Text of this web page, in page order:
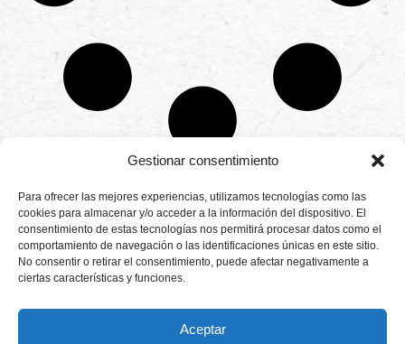
Gestionar consentimiento
Para ofrecer las mejores experiencias, utilizamos tecnologías como las
cookies para almacenar y/o acceder a la información del dispositivo. El
consentimiento de estas tecnologías nos permitirá procesar datos como el
comportamiento de navegación o las identificaciones únicas en este sitio.
No consentir o retirar el consentimiento, puede afectar negativamente a
ciertas características y funciones.
Aceptar
Productores
de
fresas,
frambuesas,
arándanos
CONTÁCTANOS
Camino de
Montemayor s/n
21800 Moguer.
Huelva ESPAÑA.
info@cunadeplatero.com
25
Aviso legal
Política de
Canal de denuncias